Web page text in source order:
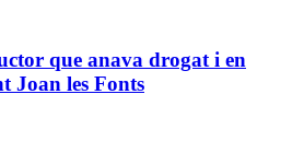
que anava drogat i en
Joan les Fonts